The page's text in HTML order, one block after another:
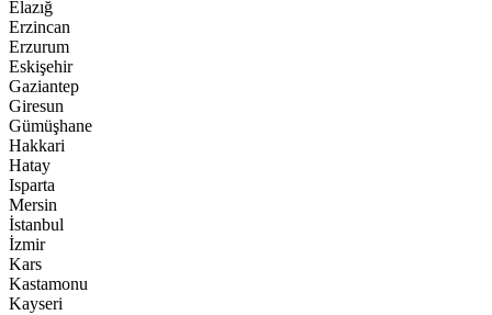
Elazığ
Erzincan
Erzurum
Eskişehir
Gaziantep
Giresun
Gümüşhane
Hakkari
Hatay
Isparta
Mersin
İstanbul
İzmir
Kars
Kastamonu
Kayseri